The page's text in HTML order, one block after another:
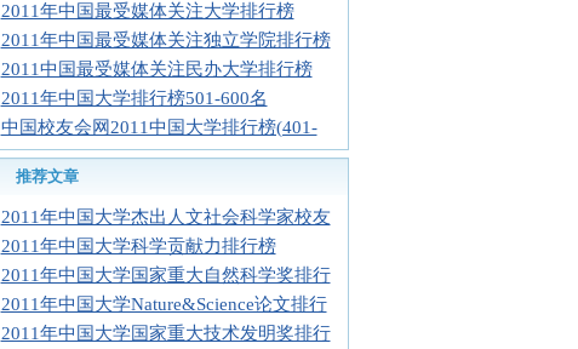
2011年中国最受媒体关注大学排行榜
2011年中国最受媒体关注独立学院排行榜
2011中国最受媒体关注民办大学排行榜
2011年中国大学排行榜501-600名
中国校友会网2011中国大学排行榜(401-
推荐文章
2011年中国大学杰出人文社会科学家校友
2011年中国大学科学贡献力排行榜
2011年中国大学国家重大自然科学奖排行
2011年中国大学Nature&Science论文排行
2011年中国大学国家重大技术发明奖排行